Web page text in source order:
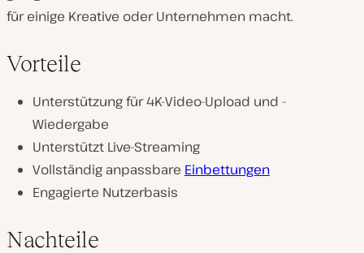
für einige Kreative oder Unternehmen macht.
Vorteile
Unterstützung für 4K-Video-Upload und -
Wiedergabe
Unterstützt Live-Streaming
Vollständig anpassbare Einbettungen
Engagierte Nutzerbasis
Nachteile